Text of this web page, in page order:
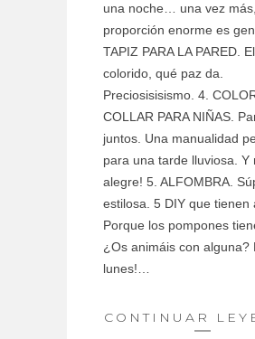
una noche… una vez
proporción enorme es
TAPIZ PARA LA PARED. El
colorido, qué paz da.
Preciosisisismo. 4.
COLLAR PARA NIÑAS.
juntos. Una manualidad
para una tarde lluviosa. Y
alegre! 5. ALFOMBRA.
estilosa. 5 DIY que tienen
Porque los pompones
¿Os animáis con alguna?
lunes!…
CONTINUAR